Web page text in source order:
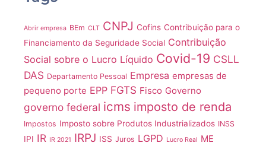
Abrir empresa BEm CLT CNPJ Cofins Contribuição para o
Financiamento da Seguridade Social Contribuição
Social sobre o Lucro Líquido Covid-19 CSLL
DAS Departamento Pessoal Empresa empresas de
pequeno porte EPP FGTS Fisco Governo
governo federal icms imposto de renda
Impostos Imposto sobre Produtos Industrializados INSS
IPI IR IR 2021 IRPJ ISS Juros LGPD Lucro Real ME